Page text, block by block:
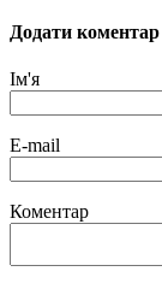
Додати коментар
Ім'я
E-mail
Коментар